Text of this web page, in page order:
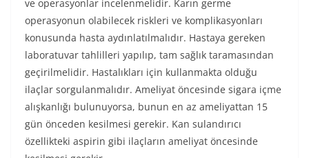
ve operasyonlar incelenmelidir. Karın germe
operasyonun olabilecek riskleri ve komplikasyonları
konusunda hasta aydınlatılmalıdır. Hastaya gereken
laboratuvar tahlilleri yapılıp, tam sağlık taramasından
geçirilmelidir. Hastalıkları için kullanmakta olduğu
ilaçlar sorgulanmalıdır. Ameliyat öncesinde sigara içme
alışkanlığı bulunuyorsa, bunun en az ameliyattan 15
gün önceden kesilmesi gerekir. Kan sulandırıcı
özellikteki aspirin gibi ilaçların ameliyat öncesinde